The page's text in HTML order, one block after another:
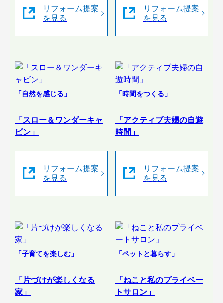
リフォーム提案
を見る
リフォーム提案
を見る
「自然を感じる」
「スロー＆ワンダーキャ
ビン」
リフォーム提案
を見る
「時間をつくる」
「アクティブ夫婦の自遊
時間」
リフォーム提案
を見る
「子育てを楽しむ」
「片づけが楽しくなる
家」
「ペットと暮らす」
「ねこと私のプライベー
トサロン」